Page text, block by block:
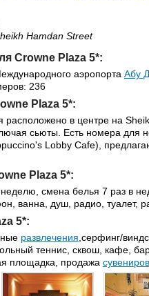
Hamdan Street
Crowne Plaza 5*:
аэропорта Абу
236
Plaza 5*:
расположено в центре на
сьюты. Есть номера для
Lobby Cafe),
Plaza 5*:
смена белья 7 раз в
ванна, душ, радио, туалет,
5*:
развлечения ,серфинг/
теннис, сквош, кафе,
площадка, продажа сувениров